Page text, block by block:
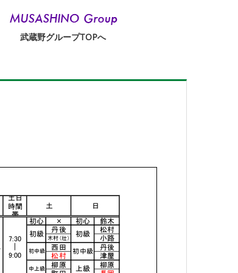
武蔵野グループTOPへ